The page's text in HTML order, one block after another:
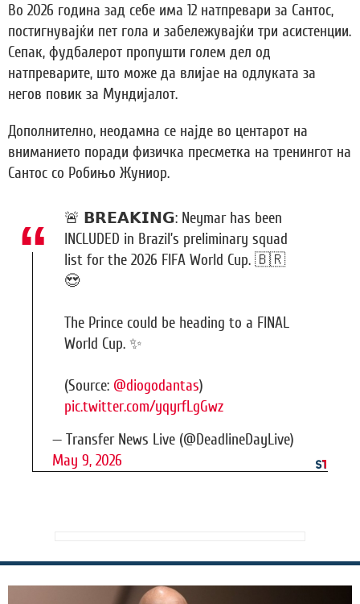
Во 2026 година зад себе има 12 натпревари за Сантос,
постигнувајќи пет гола и забележувајќи три асистенции.
Сепак, фудбалерот пропушти голем дел од
натпреварите, што може да влијае на одлуката за
негов повик за Мундијалот.
Дополнително, неодамна се најде во центарот на
вниманието поради физичка пресметка на тренингот на
Сантос со Робињо Жуниор.
🚨 𝗕𝗥𝗘𝗔𝗞𝗜𝗡𝗚: Neymar has been
INCLUDED in Brazil’s preliminary squad
list for the 2026 FIFA World Cup. 🇧🇷
😍
The Prince could be heading to a FINAL
World Cup. ✨
(Source: @diogodantas)
pic.twitter.com/yqyrfLgGwz
— Transfer News Live (@DeadlineDayLive)
May 9, 2026